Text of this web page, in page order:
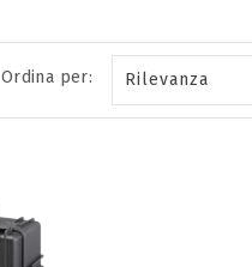
Ordina per: Rilevanza